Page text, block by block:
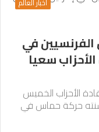
أخبار العالم
في
سعيا
الأحزاب الخميس
حركة حماس في